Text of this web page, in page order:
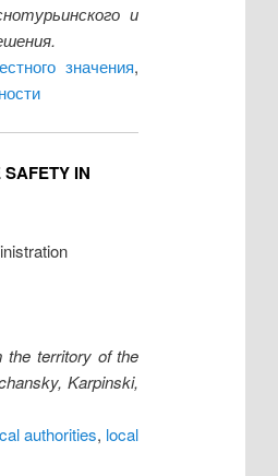
и
значения,
IN
the territory of the
Karpinski,
authorities, local